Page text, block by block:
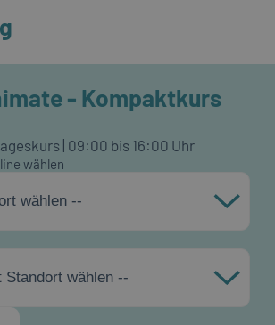
- Kompaktkurs
| 09:00 bis 16:00 Uhr
wählen
wählen --
wählen --